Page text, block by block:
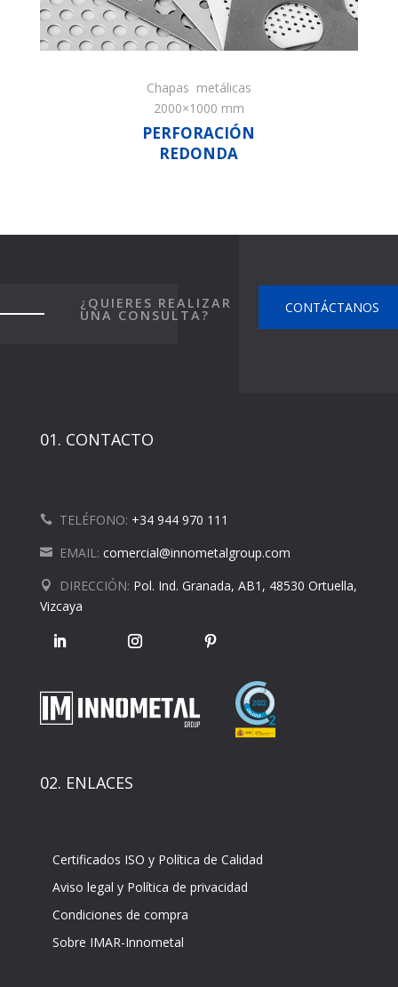
Chapas metálicas
2000×1000 mm
PERFORACIÓN
REDONDA
¿QUIERES REALIZAR
UNA CONSULTA? CONTÁCTANOS
01. CONTACTO
TELÉFONO: +34 944 970 111
EMAIL: comercial@innometalgroup.com
DIRECCIÓN: Pol. Ind. Granada, AB1, 48530 Ortuella,
Vizcaya
02. ENLACES
Certificados ISO y Política de Calidad
Aviso legal y Política de privacidad
Condiciones de compra
Sobre IMAR-Innometal